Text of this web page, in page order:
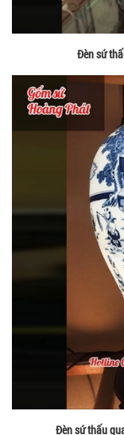
Đèn sứ
Đèn sứ thấu